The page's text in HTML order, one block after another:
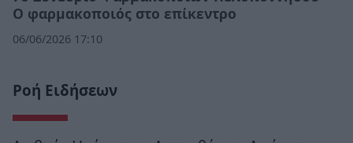
Ο φαρμακοποιός στο επίκεντρο
06/06/2026 17:10
Ροή Ειδήσεων